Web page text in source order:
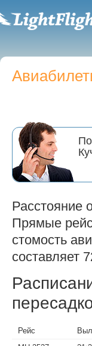
Расстояние
Прямые
стомость
составляет
Рейс